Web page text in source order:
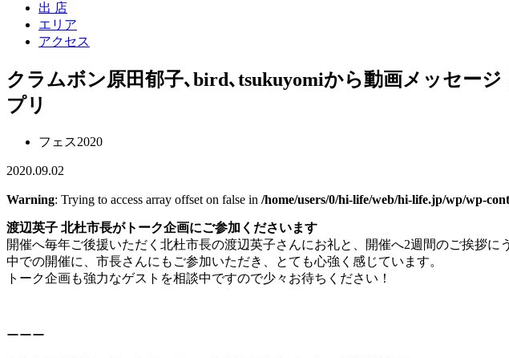
出 店
エリア
アクセス
クラムボン原田郁子､bird､tsukuyomiから動画メッセー
プリ
フェス2020
2020.09.02
Warning: Trying to access array offset on false in /home/users/0/hi-life/web/hi-life.jp/wp/wp-
渡辺英子 北杜市長がトーク企画にご参加くださいます
開催へ毎年ご後援いただく北杜市長の渡辺英子さんにお礼と、開催へ2週間のご挨拶
中での開催に、市長さんにもご参加いただき、とても心強く感じています。
トーク企画も強力なゲストを相談中ですので少々お待ちください！
ーーー